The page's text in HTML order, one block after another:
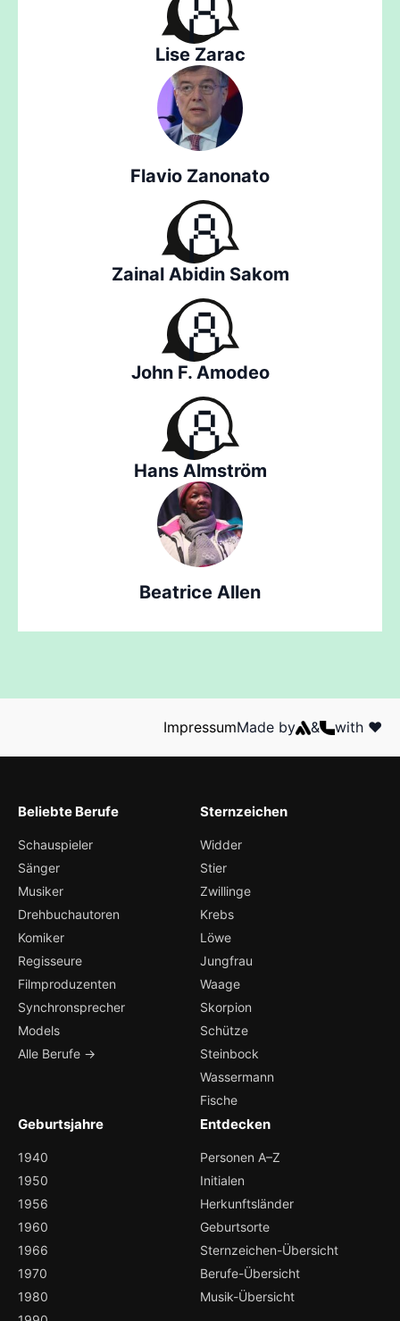
Lise Zarac
Flavio Zanonato
Zainal Abidin Sakom
John F. Amodeo
Hans Almström
Beatrice Allen
ImpressumMade by & with ❤️
Beliebte Berufe
Schauspieler
Sänger
Musiker
Drehbuchautoren
Komiker
Regisseure
Filmproduzenten
Synchronsprecher
Models
Alle Berufe →
Sternzeichen
Widder
Stier
Zwillinge
Krebs
Löwe
Jungfrau
Waage
Skorpion
Schütze
Steinbock
Wassermann
Fische
Geburtsjahre
1940
1950
1956
1960
1966
1970
1980
Entdecken
Personen A–Z
Initialen
Herkunftsländer
Geburtsorte
Sternzeichen-Übersicht
Berufe-Übersicht
Musik-Übersicht